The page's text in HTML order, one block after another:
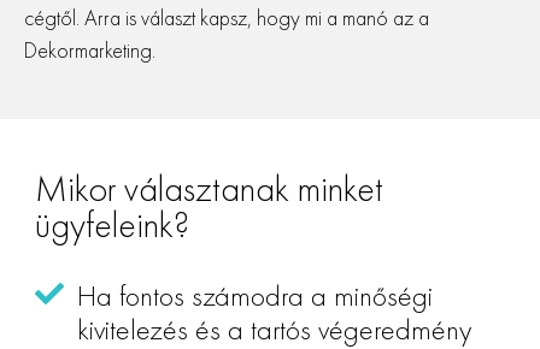
cégtől. Arra is választ kapsz, hogy mi a manó az a
Dekormarketing.
Mikor választanak minket
ügyfeleink?
Ha fontos számodra a minőségi
kivitelezés és a tartós végeredmény